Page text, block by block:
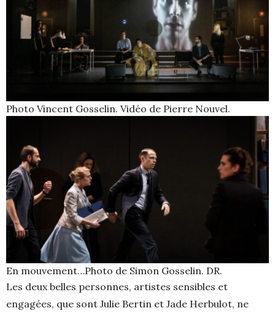
Photo Vincent Gosselin. Vidéo de Pierre Nouvel.
En mouvement…Photo de Simon Gosselin. DR.
Les deux belles personnes, artistes sensibles et
engagées, que sont Julie Bertin et Jade Herbulot, ne